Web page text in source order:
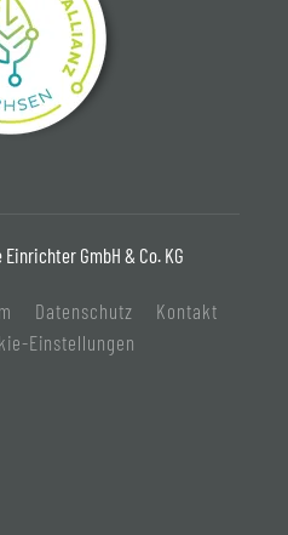
GmbH & Co. KG
Datenschutz
Kontakt
Einstellungen